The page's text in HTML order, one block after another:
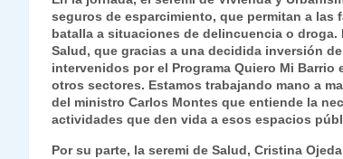
p
p
m o
o
k
n
n
k
seguros de esparcimiento, que permitan a las
batalla a situaciones de delincuencia o
Salud, que gracias a una decidida inversión
intervenidos por el Programa Quiero Mi
otros sectores. Estamos trabajando mano a
del ministro Carlos Montes que entiende la
actividades que den vida a esos espacios
Por su parte, la seremi de Salud, Cristina